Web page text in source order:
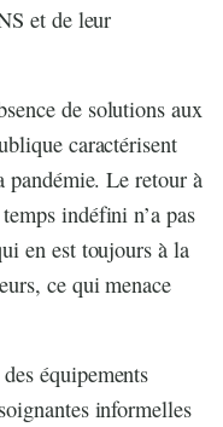
et de leur
de solutions aux
caractérisent
pandémie. Le retour à
indéfini n’a pas
en est toujours à la
ce qui menace
équipements
informelles